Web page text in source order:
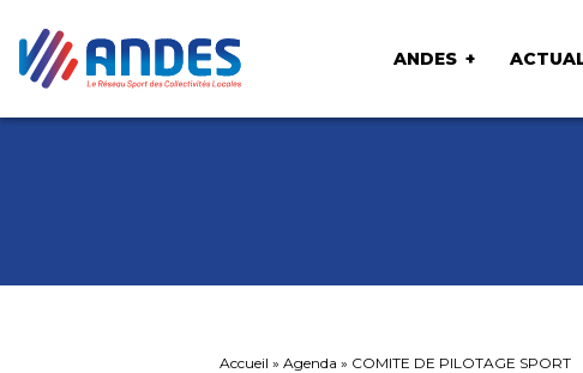
ANDES
Accueil » Agenda » COMITE DE PILOTAGE SPORT